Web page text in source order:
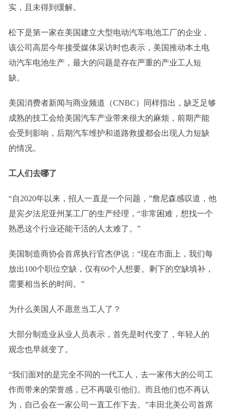
实，且未得到缓解。
松下是第一家在美国建立大型电动汽车电池工厂的企业，
该公司高层今年接受媒体采访时也表示，美国推动本土电
动汽车电池生产，最大的问题是存在严重的产业工人短
缺。
美国消费者新闻与商业频道（CNBC）同样指出，缺乏足够
成熟的技工会给美国汽车产业带来很大的麻烦，前期产能
会受到影响，后期汽车维护和道路救援都会出现人力短缺
的情况。
工人们去哪了
“自2020年以来，招人一直是一个问题，”詹尼森感叹道，他
是宾夕法尼亚州某工厂的生产经理，“非常困难，想找一个
熟悉这个行业还能干活的人太难了。”
美国制造商协会首席执行官杰伊说：“现在市面上，我们每
放出100个职位空缺，仅有60个人想要。剩下的空缺填补，
需要相当长的时间。”
为什么美国人不愿意当工人了？
大部分制造业从业人员表示，首先是时代变了，年轻人的
观念也早就变了。
“我们面对的是完全不同的一代工人，去一家伟大的公司工
作而带来的荣誉感，已不再吸引他们。而且他们也不再认
为，自己会在一家公司一直工作下去。”丰田北美公司首席